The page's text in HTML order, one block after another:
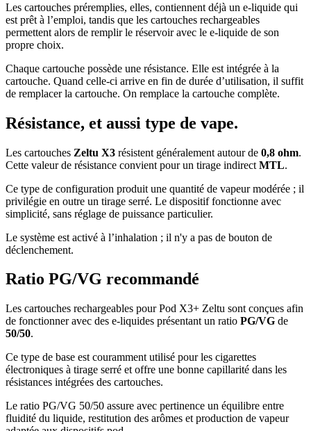
Les cartouches préremplies, elles, contiennent déjà un e-liquide qui
est prêt à l’emploi, tandis que les cartouches rechargeables
permettent alors de remplir le réservoir avec le e-liquide de son
propre choix.
Chaque cartouche possède une résistance. Elle est intégrée à la
cartouche. Quand celle-ci arrive en fin de durée d’utilisation, il suffit
de remplacer la cartouche. On remplace la cartouche complète.
Résistance, et aussi type de vape.
Les cartouches Zeltu X3 résistent généralement autour de 0,8 ohm.
Cette valeur de résistance convient pour un tirage indirect MTL.
Ce type de configuration produit une quantité de vapeur modérée ; il
privilégie en outre un tirage serré. Le dispositif fonctionne avec
simplicité, sans réglage de puissance particulier.
Le système est activé à l’inhalation ; il n'y a pas de bouton de
déclenchement.
Ratio PG/VG recommandé
Les cartouches rechargeables pour Pod X3+ Zeltu sont conçues afin
de fonctionner avec des e-liquides présentant un ratio PG/VG de
50/50.
Ce type de base est couramment utilisé pour les cigarettes
électroniques à tirage serré et offre une bonne capillarité dans les
résistances intégrées des cartouches.
Le ratio PG/VG 50/50 assure avec pertinence un équilibre entre
fluidité du liquide, restitution des arômes et production de vapeur